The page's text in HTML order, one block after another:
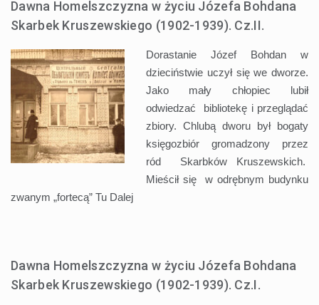
Dawna Homelszczyzna w życiu Józefa Bohdana
Skarbek Kruszewskiego (1902-1939). Cz.II.
Dorastanie Józef Bohdan w
dzieciństwie uczył się we dworze.
Jako mały chłopiec lubił
odwiedzać bibliotekę i przeglądać
zbiory. Chlubą dworu był bogaty
księgozbiór gromadzony przez
ród Skarbków Kruszewskich.
Mieścił się w odrębnym budynku
zwanym „fortecą” Tu Dalej
Dawna Homelszczyzna w życiu Józefa Bohdana
Skarbek Kruszewskiego (1902-1939). Cz.I.